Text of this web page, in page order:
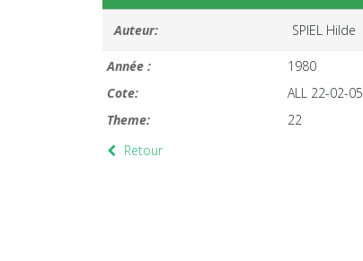
Auteur: SPIEL Hilde
Année :
1980
Cote:
ALL 22-02-05
Theme:
22
Retour